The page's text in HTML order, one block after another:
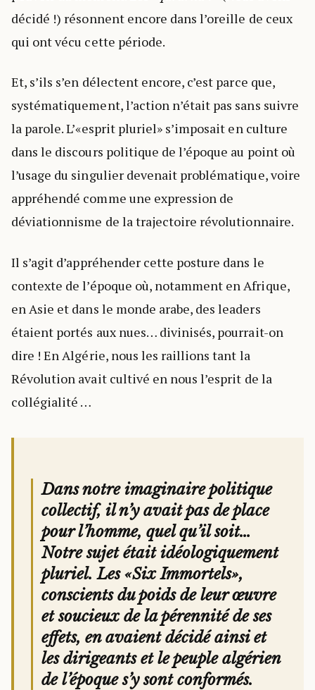
décidé !) résonnent encore dans l’oreille de ceux
qui ont vécu cette période.
Et, s’ils s’en délectent encore, c’est parce que,
systématiquement, l’action n’était pas sans suivre
la parole. L’«esprit pluriel» s’imposait en culture
dans le discours politique de l’époque au point où
l’usage du singulier devenait problématique, voire
appréhendé comme une expression de
déviationnisme de la trajectoire révolutionnaire.
Il s’agit d’appréhender cette posture dans le
contexte de l’époque où, notamment en Afrique,
en Asie et dans le monde arabe, des leaders
étaient portés aux nues… divinisés, pourrait-on
dire ! En Algérie, nous les raillions tant la
Révolution avait cultivé en nous l’esprit de la
collégialité …
Dans notre imaginaire politique
collectif, il n’y avait pas de place
pour l’homme, quel qu’il soit…
Notre sujet était idéologiquement
pluriel. Les «Six Immortels»,
conscients du poids de leur œuvre
et soucieux de la pérennité de ses
effets, en avaient décidé ainsi et
les dirigeants et le peuple algérien
de l’époque s’y sont conformés.